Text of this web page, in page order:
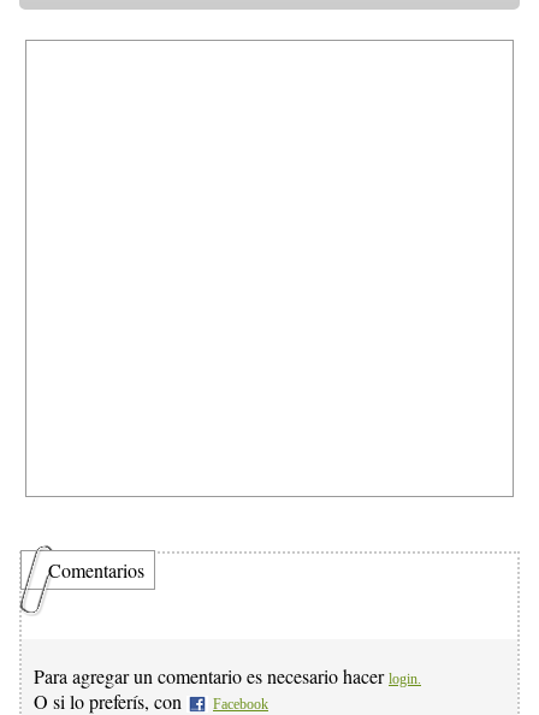
Comentarios
Para agregar un comentario es necesario hacer login.
O si lo preferís, con Facebook